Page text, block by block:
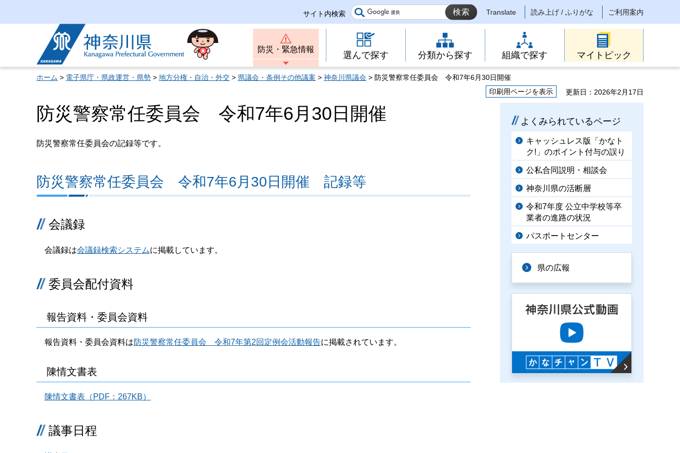
サイト内検索 Translate 読み上げ / ふりがな ご利用案内
神奈川県
防災・緊急情報
選んで探す 分類から探す 組織で探す マイトピック
ホーム > 電子県庁・県政運営・県勢 > 地方分権・自治・外交 > 県議会・条例その他議案 > 神奈川県議会 > 防災警察常任委員会 令和7年6月30日開催
印刷用ページを表示
更新日：2026年2月17日
防災警察常任委員会 令和7年6月30日開催
防災警察常任委員会の記録等です。
防災警察常任委員会 令和7年6月30日開催 記録等
会議録
会議録は会議録検索システムに掲載しています。
委員会配付資料
報告資料・委員会資料
報告資料・委員会資料は防災警察常任委員会 令和7年第2回定例会活動報告に掲載されています。
陳情文書表
陳情文書表（PDF：267KB）
議事日程
よくみられているページ
キャッシュレス版「かなト
ク!」のポイント付与の誤り
公私合同説明・相談会
神奈川県の活断層
令和7年度 公立中学校等卒
業者の進路の状況
パスポートセンター
県の広報